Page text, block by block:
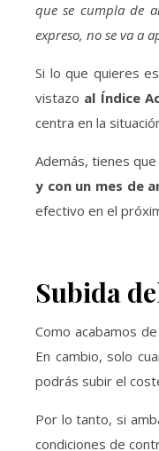
que se cumpla de
expreso, no se va a
Si lo que quieres
vistazo al Índice
centra en la
Además, tienes
y con un mes de
efectivo en el
Subida
Como acabamos
En cambio, solo
podrás subir el
Por lo tanto, si
condiciones de